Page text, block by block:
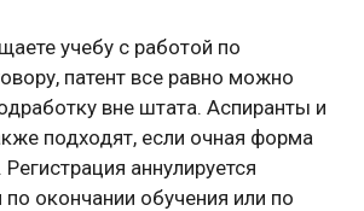
учебу с работой по
патент все равно можно
вне штата. Аспиранты и
подходят, если очная форма
аннулируется
по окончании обучения или по